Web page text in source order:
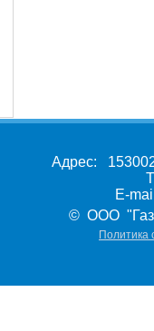
Адрес:
E-
© ООО
Политика